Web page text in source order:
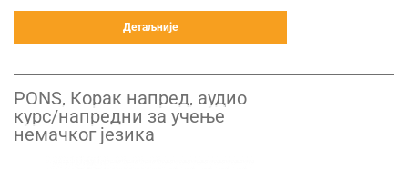
Детаљније
PONS, Корак напред, aудио
курс/напредни за учење
немачког језика